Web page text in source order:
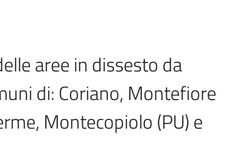
aree in dissesto da
di: Coriano, Montefiore
Montecopiolo (PU) e